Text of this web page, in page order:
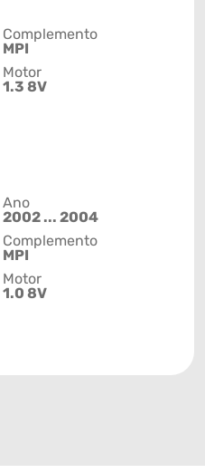
Complemento
MPI
Motor
1.3 8V
Ano
2002 ... 2004
Complemento
MPI
Motor
1.0 8V